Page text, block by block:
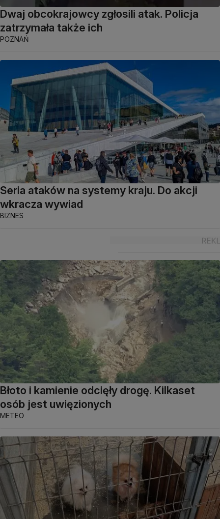
Dwaj obcokrajowcy zgłosili atak. Policja
zatrzymała także ich
POZNAŃ
Seria ataków na systemy kraju. Do akcji
wkracza wywiad
BIZNES
Błoto i kamienie odcięły drogę. Kilkaset
osób jest uwięzionych
METEO